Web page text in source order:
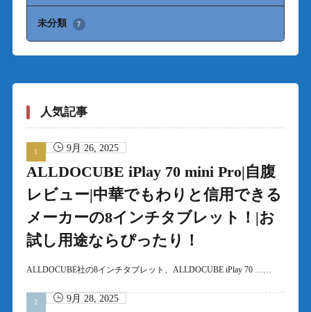
未分類 7
人気記事
9月 26, 2025
ALLDOCUBE iPlay 70 mini Pro|自腹
レビュー|中華でもわりと信用できる
メーカーの8インチタブレット！|お
試し用途ならぴったり！
ALLDOCUBE社の8インチタブレット、ALLDOCUBE iPlay 70 ……
9月 28, 2025